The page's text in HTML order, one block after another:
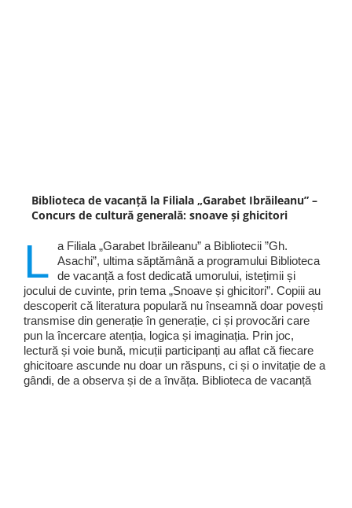
Biblioteca de vacanță la Filiala „Garabet Ibrăileanu” –
Concurs de cultură generală: snoave și ghicitori
L
a Filiala „Garabet Ibrăileanu” a Bibliotecii ”Gh.
Asachi”, ultima săptămână a programului Biblioteca
de vacanță a fost dedicată umorului, istețimii și
jocului de cuvinte, prin tema „Snoave și ghicitori”. Copiii au
descoperit că literatura populară nu înseamnă doar povești
transmise din generație în generație, ci și provocări care
pun la încercare atenția, logica și imaginația. Prin joc,
lectură și voie bună, micuții participanți au aflat că fiecare
ghicitoare ascunde nu doar un răspuns, ci și o invitație de a
gândi, de a observa și de a învăța. Biblioteca de vacanță